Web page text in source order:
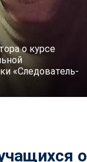
о курсе
«Следователь-
о